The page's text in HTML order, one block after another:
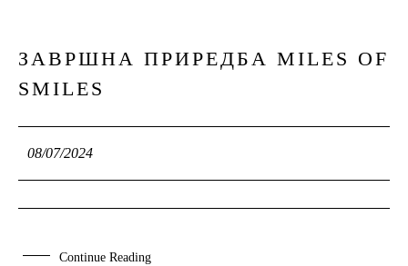
08
ЗАВРШНА ПРИРЕДБА MILES OF
SMILES
08/07/2024
Continue Reading